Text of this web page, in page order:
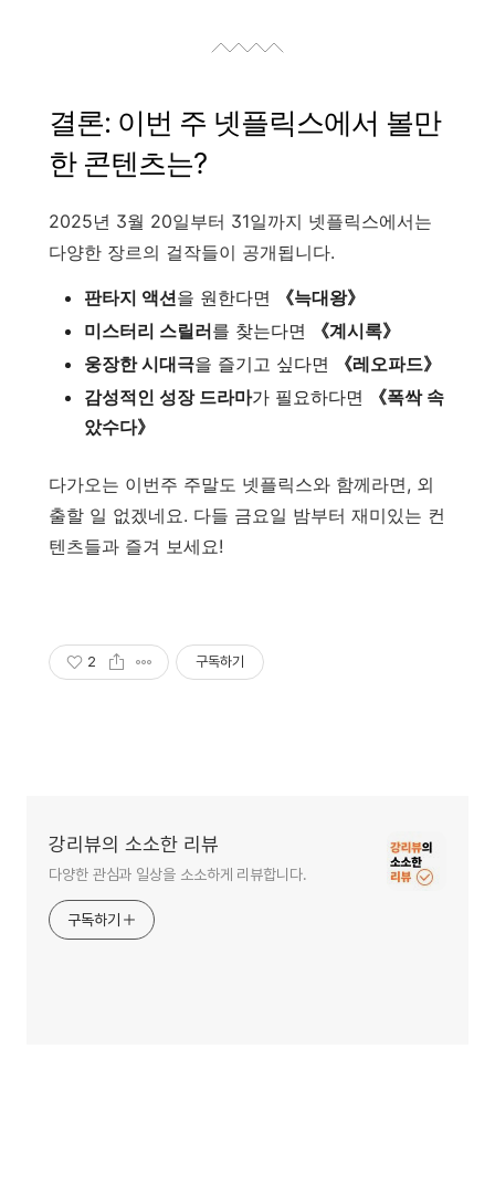
결론: 이번 주 넷플릭스에서 볼만
한 콘텐츠는?
2025년 3월 20일부터 31일까지 넷플릭스에서는
다양한 장르의 걸작들이 공개됩니다.
판타지 액션을 원한다면
《늑대왕》
미스터리 스릴러를 찾는다면
《계시록》
웅장한 시대극을 즐기고 싶다면
《레오파드》
감성적인 성장 드라마가 필요하다면
《폭싹 속
았수다》
다가오는 이번주 주말도 넷플릭스와 함께라면, 외
출할 일 없겠네요. 다들 금요일 밤부터 재미있는 컨
텐츠들과 즐겨 보세요!
2 구독하기
강리뷰의 소소한 리뷰
다양한 관심과 일상을 소소하게 리뷰합니다.
구독하기